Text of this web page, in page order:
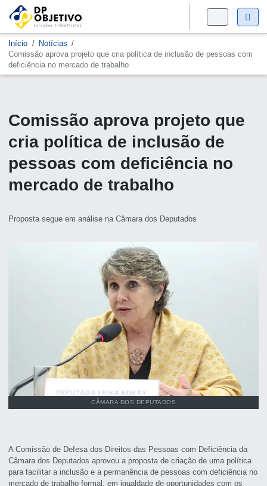
Início
Notícias
Comissão aprova projeto que cria política de inclusão de pessoas com
deficiência no mercado de trabalho
Comissão aprova projeto que
cria política de inclusão de
pessoas com deficiência no
mercado de trabalho
Proposta segue em análise na Câmara dos Deputados
CÂMARA DOS DEPUTADOS
A Comissão de Defesa dos Direitos das Pessoas com Deficiência da
Câmara dos Deputados aprovou a proposta de criação de uma política
para facilitar a inclusão e a permanência de pessoas com deficiência no
mercado de trabalho formal, em igualdade de oportunidades com os